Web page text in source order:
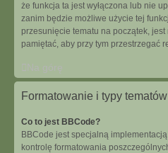
że funkcja ta jest wyłączona lub nie
zanim będzie możliwe użycie tej
przesunięcie tematu na początek,
pamiętać, aby przy tym przestrzegać
Na górę
Formatowanie i typy tematów
Co to jest BBCode?
BBCode jest specjalną
kontrolę formatowania